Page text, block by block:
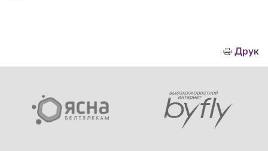
Друк